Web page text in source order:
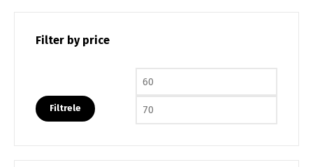
Filter by price
En düşük fiyat
Filtrele